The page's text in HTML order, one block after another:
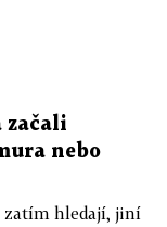
začali
nebo
zatím hledají, jiní